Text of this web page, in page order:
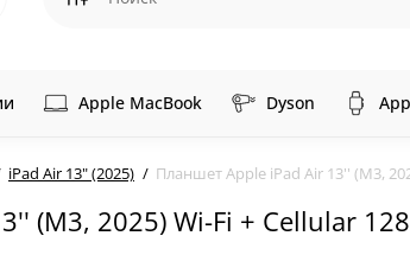
Apple MacBook Dyson
iPad Air 13" (2025) Планшет Apple iPad Air 13'' (M3,
(M3, 2025) Wi-Fi + Cellular